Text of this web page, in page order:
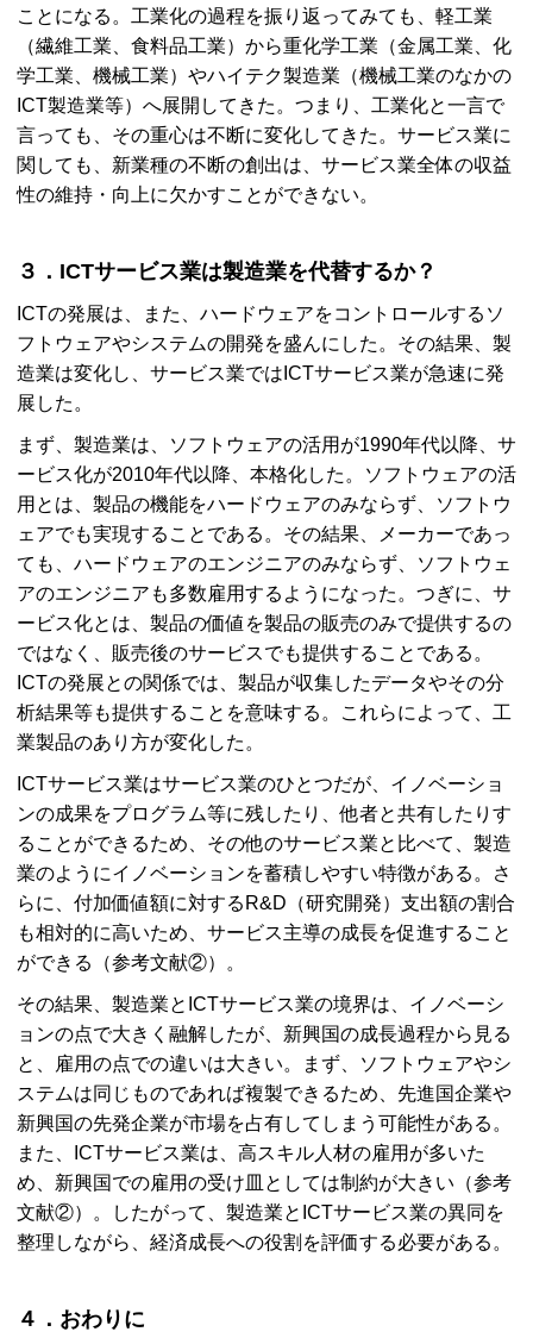
ことになる。工業化の過程を振り返ってみても、軽工業
（繊維工業、食料品工業）から重化学工業（金属工業、化
学工業、機械工業）やハイテク製造業（機械工業のなかの
ICT製造業等）へ展開してきた。つまり、工業化と一言で
言っても、その重心は不断に変化してきた。サービス業に
関しても、新業種の不断の創出は、サービス業全体の収益
性の維持・向上に欠かすことができない。
３． ICTサービス業は製造業を代替するか？
ICTの発展は、また、ハードウェアをコントロールするソ
フトウェアやシステムの開発を盛んにした。その結果、製
造業は変化し、サービス業では ICTサービス業が急速に発
展した。
まず、製造業は、ソフトウェアの活用が1990年代以降、サ
ービス化が2010年代以降、本格化した。ソフトウェアの活
用とは、製品の機能をハードウェアのみならず、ソフトウ
ェアでも実現することである。その結果、メーカーであっ
ても、ハードウェアのエンジニアのみならず、ソフトウェ
アのエンジニアも多数雇用するようになった。つぎに、サ
ービス化とは、製品の価値を製品の販売のみで提供するの
ではなく、販売後のサービスでも提供することである。
ICTの発展との関係では、製品が収集したデータやその分
析結果等も提供することを意味する。これらによって、工
業製品のあり方が変化した。
ICTサービス業はサービス業のひとつだが、イノベーショ
ンの成果をプログラム等に残したり、他者と共有したりす
ることができるため、その他のサービス業と比べて、製造
業のようにイノベーションを蓄積しやすい特徴がある。さ
らに、付加価値額に対する R&D （研究開発）支出額の割合
も相対的に高いため、サービス主導の成長を促進すること
ができる（参考文献②）。
その結果、製造業と ICTサービス業の境界は、イノベーシ
ョンの点で大きく融解したが、新興国の成長過程から見る
と、雇用の点での違いは大きい。まず、ソフトウェアやシ
ステムは同じものであれば複製できるため、先進国企業や
新興国の先発企業が市場を占有してしまう可能性がある。
また、
ICTサービス業は、高スキル人材の雇用が多いた
め、新興国での雇用の受け皿としては制約が大きい（参考
文献②）。したがって、製造業と ICTサービス業の異同を
整理しながら、経済成長への役割を評価する必要がある。
４．おわりに